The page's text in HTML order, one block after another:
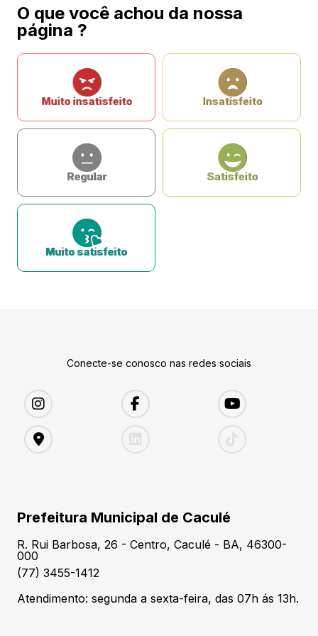
O que você achou da nossa
página ?
Muito insatisfeito Insatisfeito
Regular Satisfeito
Muito satisfeito
Conecte-se conosco nas redes sociais
Prefeitura Municipal de Caculé
R. Rui Barbosa, 26 - Centro, Caculé - BA, 46300-
000
(77) 3455-1412
Atendimento: segunda a sexta-feira, das 07h ás 13h.